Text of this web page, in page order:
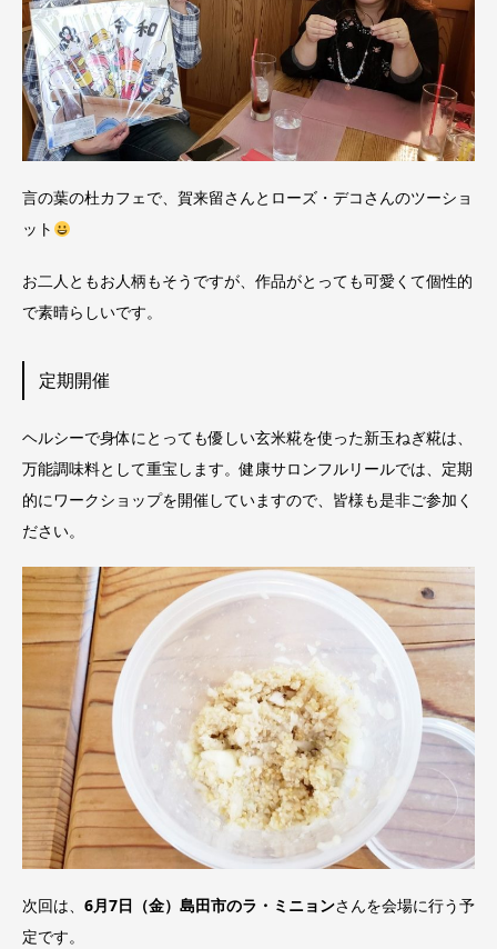
言の葉の杜カフェで、賀来留さんとローズ・デコさんのツーショ
ット
お二人ともお人柄もそうですが、作品がとっても可愛くて個性的
で素晴らしいです。
定期開催
ヘルシーで身体にとっても優しい玄米糀を使った新玉ねぎ糀は、
万能調味料として重宝します。健康サロンフルリールでは、定期
的にワークショップを開催していますので、皆様も是非ご参加く
ださい。
次回は、 6月7日（金）島田市のラ・ミニョンさんを会場に行う予
定です。